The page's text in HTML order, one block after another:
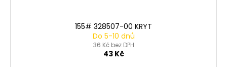
155# 328507-00 KRYT
Do 5-10 dnů
36 Kč bez DPH
43 Kč